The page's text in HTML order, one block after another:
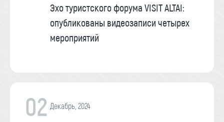
Эхо туристского форума VISIT ALTAI:
опубликованы видеозаписи четырех
мероприятий
02 Декабрь, 2024